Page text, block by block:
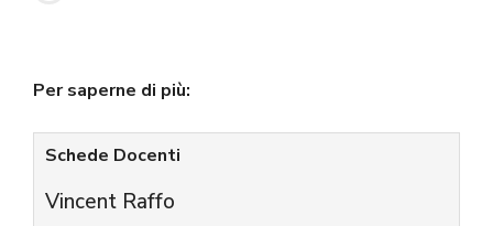
Per saperne di più:
Schede Docenti
Vincent Raffo